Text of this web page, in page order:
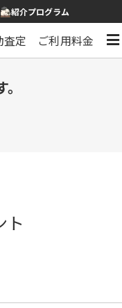
紹介プログラム
査定 ご利用料金
ト